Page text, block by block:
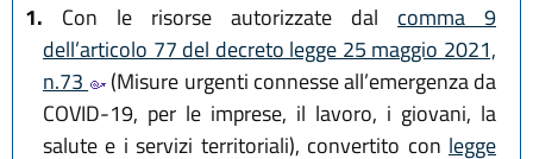
1. Con le risorse autorizzate dal comma 9
dell’articolo 77 del decreto legge 25 maggio 2021,
n.73
(Misure urgenti connesse all’emergenza da
COVID-19, per le imprese, il lavoro, i giovani, la
salute e i servizi territoriali), convertito con legge